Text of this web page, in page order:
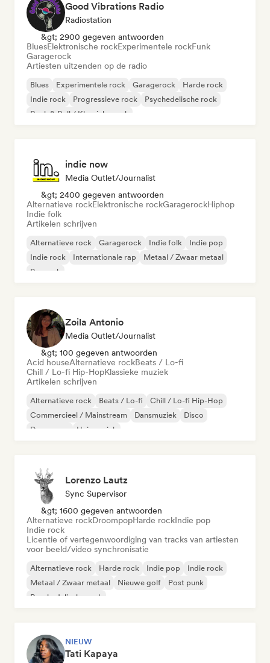
Good Vibrations Radio
Radiostation
&gt; 2900 gegeven antwoorden
BluesElektronische rockExperimentele rockFunk
Garagerock
Artiesten uitzenden op de radio
Blues Experimentele rock Garagerock
Harde rock
Indie rock
Progressieve rock
Psychedelische rock
Rock & Roll / Klassieke rock
indie now
Media Outlet/Journalist
&gt; 2400 gegeven antwoorden
Alternatieve rockElektronische rockGaragerockHiphop
Indie folk
Artikelen schrijven
Alternatieve rock Garagerock Indie folk
Indie pop
Indie rock
Internationale rap
Metaal / Zwaar metaal
Poprock
Zoila Antonio
Media Outlet/Journalist
&gt; 100 gegeven antwoorden
Acid houseAlternatieve rockBeats / Lo-fi
Chill / Lo-fi Hip-HopKlassieke muziek
Artikelen schrijven
Alternatieve rock Beats / Lo-fi
Chill / Lo-fi Hip-Hop
Commercieel / Mainstream
Dansmuziek
Disco
Droompop
Huismuziek
Lorenzo Lautz
Sync Supervisor
&gt; 1600 gegeven antwoorden
Alternatieve rockDroompopHarde rockIndie pop
Indie rock
Licentie of vertegenwoordiging van tracks van artiesten
voor beeld/video synchronisatie
Alternatieve rock Harde rock Indie pop
Indie rock
Metaal / Zwaar metaal
Nieuwe golf
Post punk
Psychedelische rock
NIEUW
Tati Kapaya